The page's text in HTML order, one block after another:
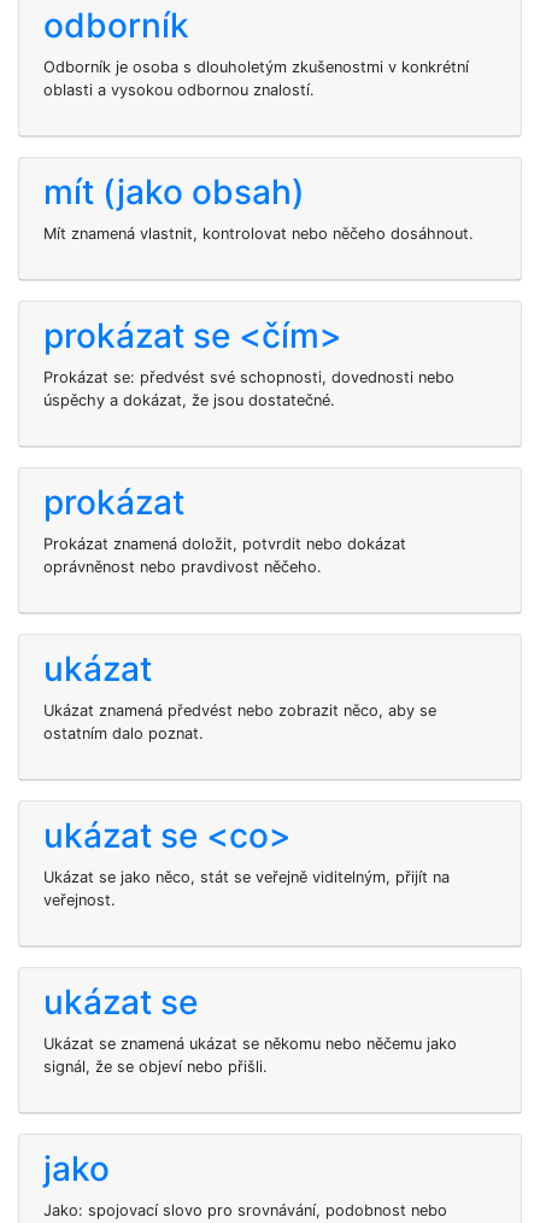
odborník
Odborník je osoba s dlouholetým zkušenostmi v konkrétní
oblasti a vysokou odbornou znalostí.
mít (jako obsah)
Mít znamená vlastnit, kontrolovat nebo něčeho dosáhnout.
prokázat se <čím>
Prokázat se: předvést své schopnosti, dovednosti nebo
úspěchy a dokázat, že jsou dostatečné.
prokázat
Prokázat znamená doložit, potvrdit nebo dokázat
oprávněnost nebo pravdivost něčeho.
ukázat
Ukázat znamená předvést nebo zobrazit něco, aby se
ostatním dalo poznat.
ukázat se <co>
Ukázat se jako něco, stát se veřejně viditelným, přijít na
veřejnost.
ukázat se
Ukázat se znamená ukázat se někomu nebo něčemu jako
signál, že se objeví nebo přišli.
jako
Jako: spojovací slovo pro srovnávání, podobnost nebo